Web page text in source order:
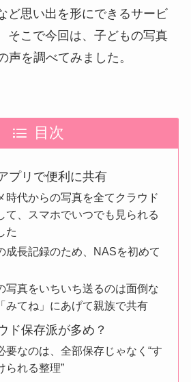
ど思い出を形にできるサービ
そこで今回は、子どもの写真
声を調べてみました。
目次
プリで便利に共有
時代からの写真を全てクラウド
て、スマホでいつでも見られる
た
成長記録のため、NASを初めて
写真をいちいち送るのは面倒な
みてね」にあげて親族で共有
ド保存派が多め？
要なのは、全部保存じゃなく“す
られる整理”